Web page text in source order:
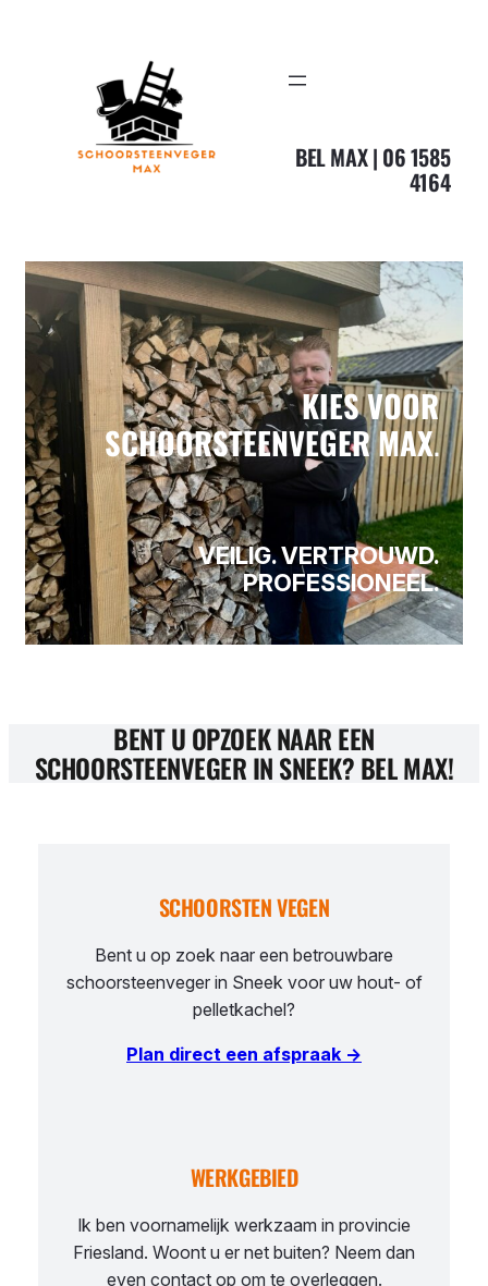
BEL MAX | 06 1585
4164
KIES VOOR
SCHOORSTEENVEGER MAX.
VEILIG. VERTROUWD.
PROFESSIONEEL.
BENT U OPZOEK NAAR EEN
SCHOORSTEENVEGER IN SNEEK? BEL MAX!
SCHOORSTEN VEGEN
Bent u op zoek naar een betrouwbare
schoorsteenveger in Sneek voor uw hout- of
pelletkachel?
Plan direct een afspraak →
WERKGEBIED
Ik ben voornamelijk werkzaam in provincie
Friesland. Woont u er net buiten? Neem dan
even contact op om te overleggen.